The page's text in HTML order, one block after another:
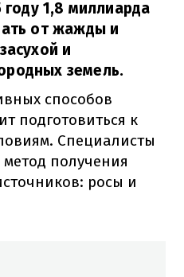
году 1,8 миллиарда
от жажды и
и
земель.
способов
подготовиться к
Специалисты
получения
росы и